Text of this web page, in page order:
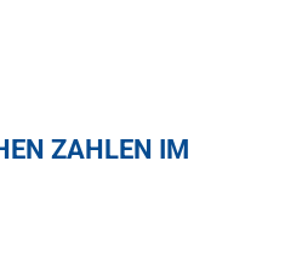
ZAHLEN IM